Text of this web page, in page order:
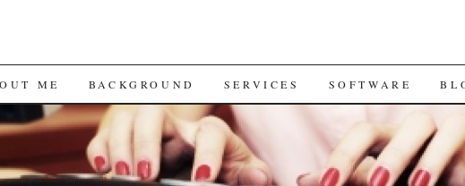
ME BACKGROUND SERVICES SOFTWARE